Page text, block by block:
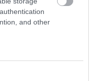
and other
HANEM TÁRSASHÁZ,
ÉS MENEDÉK